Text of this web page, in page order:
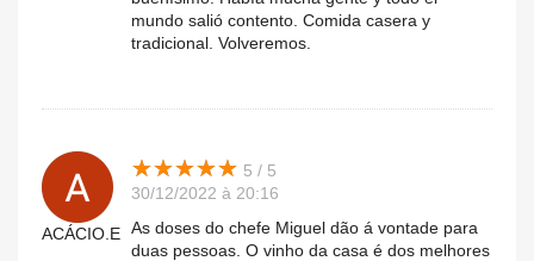
mundo salió contento. Comida casera y
tradicional. Volveremos.
ACÁCIO.E
★★★★★
★★★★★ 5 / 5
30/12/2022 à 20:16
As doses do chefe Miguel dão á vontade para
duas pessoas. O vinho da casa é dos melhores